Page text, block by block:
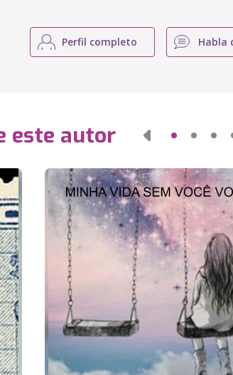
Perfil completo Habla
este autor